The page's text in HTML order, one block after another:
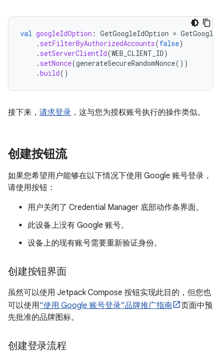
val googleIdOption : GetGoogleIdOption =
. setFilterByAuthorizedAccounts(false)
. setServerClientId(WEB_CLIENT_ID)
. setNonce(generateSecureRandomNonce())
.build()
接下来， 请求登录 ，这与您为授权账号执行的操作类似。
创建按钮流
如果您希望用户能够在以下情况下使用 Google 账号登录，
请使用按钮：
用户关闭了 Credential Manager 底部动作条界面。
此设备上没有 Google 账号。
设备上的现有账号需要重新验证身份。
创建按钮界面
虽然可以使用 Jetpack Compose 按钮实现此目的，但您也
可以使用“使用 Google 账号登录”品牌推广指南
页面中预
先批准的品牌图标。
创建登录流程